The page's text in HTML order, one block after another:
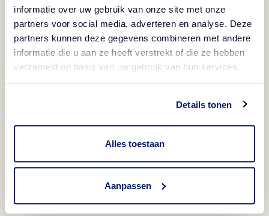
informatie over uw gebruik van onze site met onze
partners voor social media, adverteren en analyse. Deze
partners kunnen deze gegevens combineren met andere
informatie die u aan ze heeft verstrekt of die ze hebben
verzameld op basis van uw gebruik van hun services.
Details tonen
Alles toestaan
Aanpassen